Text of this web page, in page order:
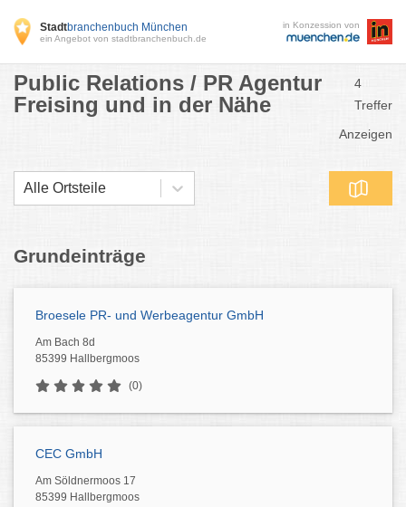
Stadtbranchenbuch München
ein Angebot von stadtbranchenbuch.de
in Konzession von
Public Relations / PR Agentur
Freising und in der Nähe
4
Treffer
Anzeigen
Alle Ortsteile
Grundeinträge
Broesele PR- und Werbeagentur GmbH
Am Bach 8d
85399 Hallbergmoos
(0)
CEC GmbH
Am Söldnermoos 17
85399 Hallbergmoos